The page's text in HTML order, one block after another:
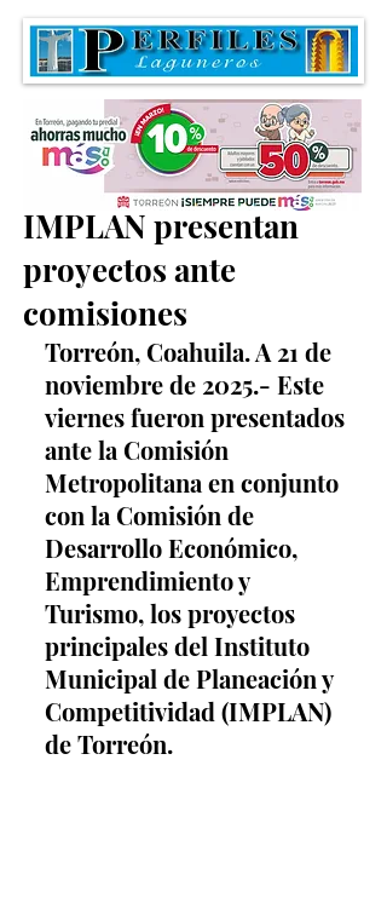
Funcionarios del
IMPLAN presentan
proyectos ante
comisiones
Torreón, Coahuila. A 21 de
noviembre de 2025.- Este
viernes fueron presentados
ante la Comisión
Metropolitana en conjunto
con la Comisión de
Desarrollo Económico,
Emprendimiento y
Turismo, los proyectos
principales del Instituto
Municipal de Planeación y
Competitividad (IMPLAN)
de Torreón.